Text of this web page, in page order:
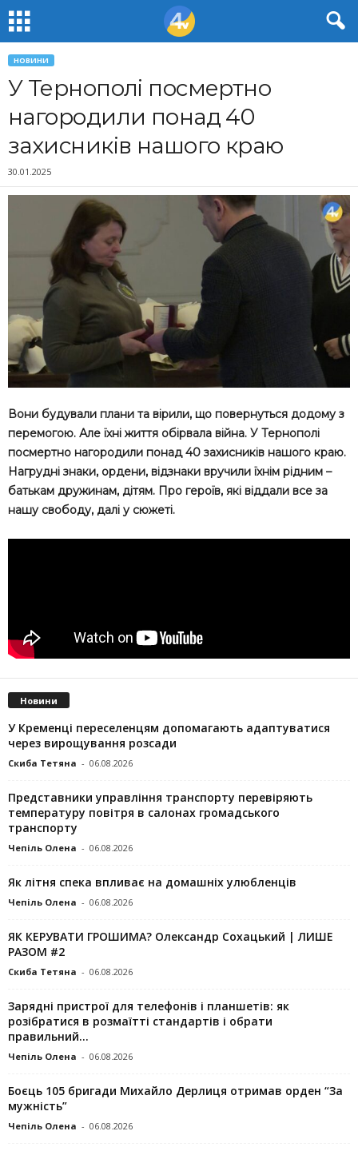
НОВИНИ
У Тернополі посмертно
нагородили понад 40
захисників нашого краю
30.01.2025
Вони будували плани та вірили, що повернуться додому з
перемогою. Але їхні життя обірвала війна. У Тернополі
посмертно нагородили понад 40 захисників нашого краю.
Нагрудні знаки, ордени, відзнаки вручили їхнім рідним –
батькам дружинам, дітям. Про героїв, які віддали все за
нашу свободу, далі у сюжеті.
Новини
У Кременці переселенцям допомагають адаптуватися
через вирощування розсади
Скиба Тетяна - 06.08.2026
Представники управління транспорту перевіряють
температуру повітря в салонах громадського
транспорту
Чепіль Олена - 06.08.2026
Як літня спека впливає на домашніх улюбленців
Чепіль Олена - 06.08.2026
ЯК КЕРУВАТИ ГРОШИМА? Олександр Сохацький | ЛИШЕ
РАЗОМ #2
Скиба Тетяна - 06.08.2026
Зарядні пристрої для телефонів і планшетів: як
розібратися в розмаїтті стандартів і обрати
правильний...
Чепіль Олена - 06.08.2026
Боєць 105 бригади Михайло Дерлиця отримав орден “За
мужність”
Чепіль Олена - 06.08.2026